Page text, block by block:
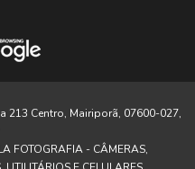
213 Centro, Mairiporã, 07600-027,
FOTOGRAFIA - CÂMERAS,